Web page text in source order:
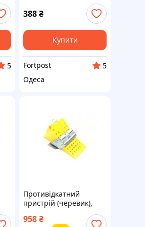
5
388₴
Купити
Fortpost
5
Одеса
Противідкатний
пристрій (черевик),
474 мм., з тримачем
(вр-во ДК) О
958₴